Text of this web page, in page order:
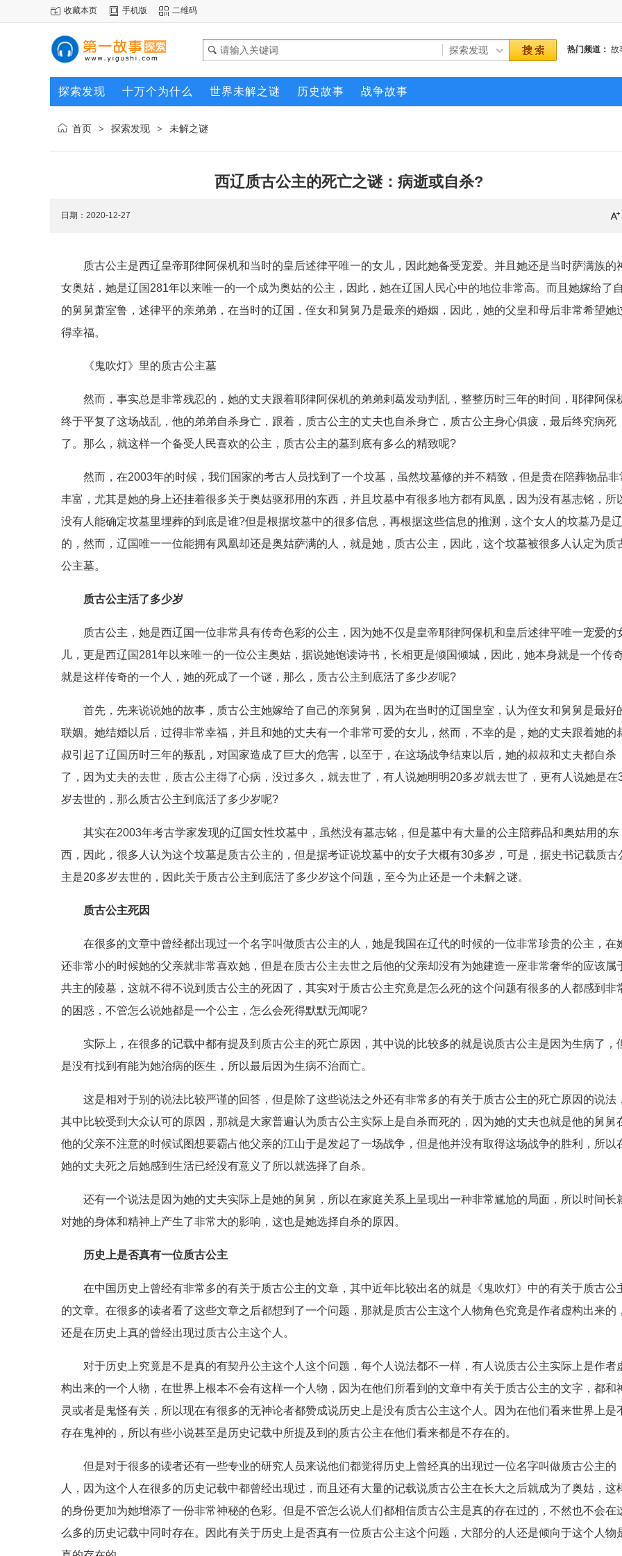
收藏本页 手机版 二维码
热门频道： 故
探索发现 十万个为什么 世界未解之谜 历史故事 战争故事
首页 > 探索发现 > 未解之谜
西辽质古公主的死亡之谜：病逝或自杀?
日期：2020-12-27
质古公主是西辽皇帝耶律阿保机和当时的皇后述律平唯一的女儿，因此她备受宠爱。并且她还是当时萨满族的
女奥姑，她是辽国281年以来唯一的一个成为奥姑的公主，因此，她在辽国人民心中的地位非常高。而且她嫁给了
的舅舅萧室鲁，述律平的亲弟弟，在当时的辽国，侄女和舅舅乃是最亲的婚姻，因此，她的父皇和母后非常希望她
得幸福。
《鬼吹灯》里的质古公主墓
然而，事实总是非常残忍的，她的丈夫跟着耶律阿保机的弟弟剌葛发动判乱，整整历时三年的时间，耶律阿保
终于平复了这场战乱，他的弟弟自杀身亡，跟着，质古公主的丈夫也自杀身亡，质古公主身心俱疲，最后终究病死
了。那么，就这样一个备受人民喜欢的公主，质古公主的墓到底有多么的精致呢?
然而，在2003年的时候，我们国家的考古人员找到了一个坟墓，虽然坟墓修的并不精致，但是贵在陪葬物品非
丰富，尤其是她的身上还挂着很多关于奥姑驱邪用的东西，并且坟墓中有很多地方都有凤凰，因为没有墓志铭，所
没有人能确定坟墓里埋葬的到底是谁?但是根据坟墓中的很多信息，再根据这些信息的推测，这个女人的坟墓乃是
的，然而，辽国唯一一位能拥有凤凰却还是奥姑萨满的人，就是她，质古公主，因此，这个坟墓被很多人认定为质
公主墓。
质古公主活了多少岁
质古公主，她是西辽国一位非常具有传奇色彩的公主，因为她不仅是皇帝耶律阿保机和皇后述律平唯一宠爱的
儿，更是西辽国281年以来唯一的一位公主奥姑，据说她饱读诗书，长相更是倾国倾城，因此，她本身就是一个传奇
就是这样传奇的一个人，她的死成了一个谜，那么，质古公主到底活了多少岁呢?
首先，先来说说她的故事，质古公主她嫁给了自己的亲舅舅，因为在当时的辽国皇室，认为侄女和舅舅是最好
联姻。她结婚以后，过得非常幸福，并且和她的丈夫有一个非常可爱的女儿，然而，不幸的是，她的丈夫跟着她的
叔引起了辽国历时三年的叛乱，对国家造成了巨大的危害，以至于，在这场战争结束以后，她的叔叔和丈夫都自杀
了，因为丈夫的去世，质古公主得了心病，没过多久，就去世了，有人说她明明20多岁就去世了，更有人说她是在
岁去世的，那么质古公主到底活了多少岁呢?
其实在2003年考古学家发现的辽国女性坟墓中，虽然没有墓志铭，但是墓中有大量的公主陪葬品和奥姑用的东
西，因此，很多人认为这个坟墓是质古公主的，但是据考证说坟墓中的女子大概有30多岁，可是，据史书记载质古
主是20多岁去世的，因此关于质古公主到底活了多少岁这个问题，至今为止还是一个未解之谜。
质古公主死因
在很多的文章中曾经都出现过一个名字叫做质古公主的人，她是我国在辽代的时候的一位非常珍贵的公主，在
还非常小的时候她的父亲就非常喜欢她，但是在质古公主去世之后他的父亲却没有为她建造一座非常奢华的应该属
共主的陵墓，这就不得不说到质古公主的死因了，其实对于质古公主究竟是怎么死的这个问题有很多的人都感到非
的困惑，不管怎么说她都是一个公主，怎么会死得默默无闻呢?
实际上，在很多的记载中都有提及到质古公主的死亡原因，其中说的比较多的就是说质古公主是因为生病了，
是没有找到有能为她治病的医生，所以最后因为生病不治而亡。
这是相对于别的说法比较严谨的回答，但是除了这些说法之外还有非常多的有关于质古公主的死亡原因的说法，
其中比较受到大众认可的原因，那就是大家普遍认为质古公主实际上是自杀而死的，因为她的丈夫也就是他的舅舅
他的父亲不注意的时候试图想要霸占他父亲的江山于是发起了一场战争，但是他并没有取得这场战争的胜利，所以
她的丈夫死之后她感到生活已经没有意义了所以就选择了自杀。
还有一个说法是因为她的丈夫实际上是她的舅舅，所以在家庭关系上呈现出一种非常尴尬的局面，所以时间长
对她的身体和精神上产生了非常大的影响，这也是她选择自杀的原因。
历史上是否真有一位质古公主
在中国历史上曾经有非常多的有关于质古公主的文章，其中近年比较出名的就是《鬼吹灯》中的有关于质古公
的文章。在很多的读者看了这些文章之后都想到了一个问题，那就是质古公主这个人物角色究竟是作者虚构出来的，
还是在历史上真的曾经出现过质古公主这个人。
对于历史上究竟是不是真的有契丹公主这个人这个问题，每个人说法都不一样，有人说质古公主实际上是作者
构出来的一个人物，在世界上根本不会有这样一个人物，因为在他们所看到的文章中有关于质古公主的文字，都和
灵或者是鬼怪有关，所以现在有很多的无神论者都赞成说历史上是没有质古公主这个人。因为在他们看来世界上是
存在鬼神的，所以有些小说甚至是历史记载中所提及到的质古公主在他们看来都是不存在的。
但是对于很多的读者还有一些专业的研究人员来说他们都觉得历史上曾经真的出现过一位名字叫做质古公主的
人，因为这个人在很多的历史记载中都曾经出现过，而且还有大量的记载说质古公主在长大之后就成为了奥姑，这
的身份更加为她增添了一份非常神秘的色彩。但是不管怎么说人们都相信质古公主是真的存在过的，不然也不会在
么多的历史记载中同时存在。因此有关于历史上是否真有一位质古公主这个问题，大部分的人还是倾向于这个人物